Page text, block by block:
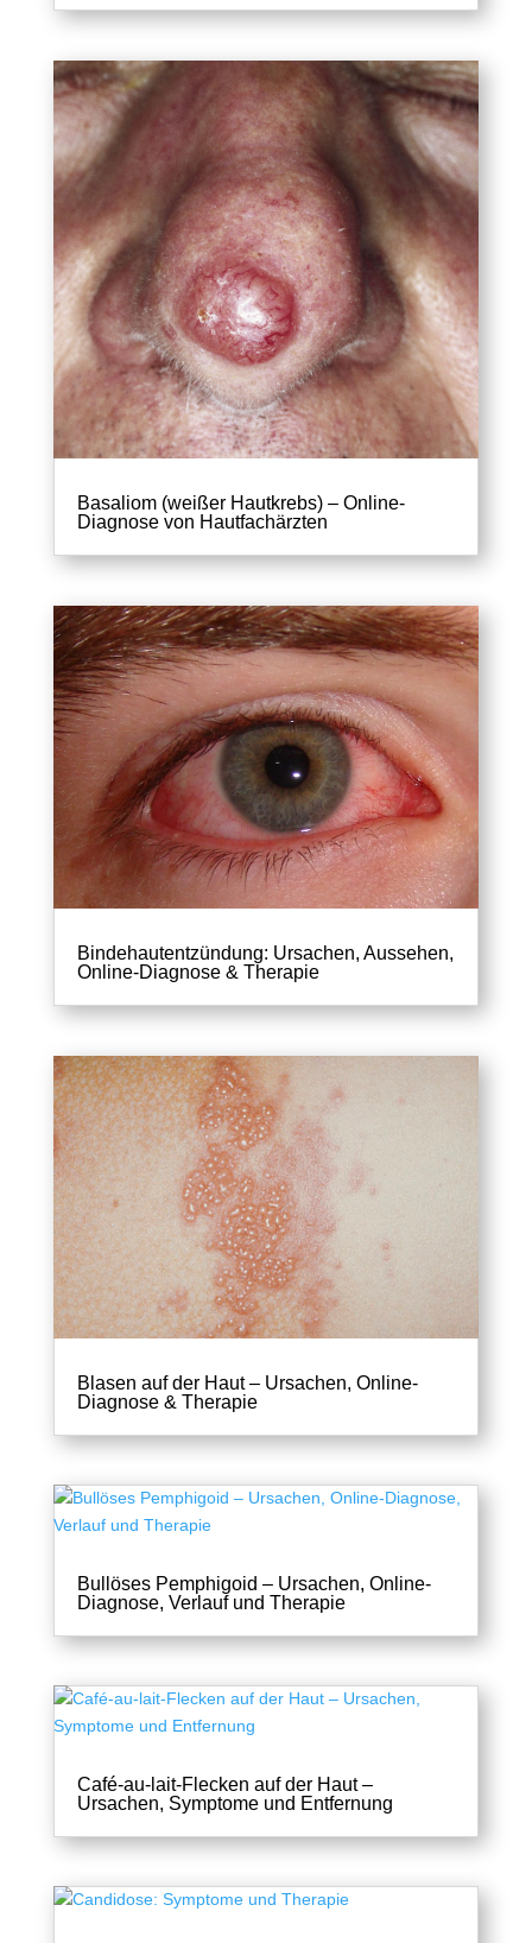
Basaliom (weißer Hautkrebs) – Online-
Diagnose von Hautfachärzten
Bindehautentzündung: Ursachen, Aussehen,
Online-Diagnose & Therapie
Blasen auf der Haut – Ursachen, Online-
Diagnose & Therapie
Bullöses Pemphigoid – Ursachen, Online-
Diagnose, Verlauf und Therapie
Café-au-lait-Flecken auf der Haut –
Ursachen, Symptome und Entfernung